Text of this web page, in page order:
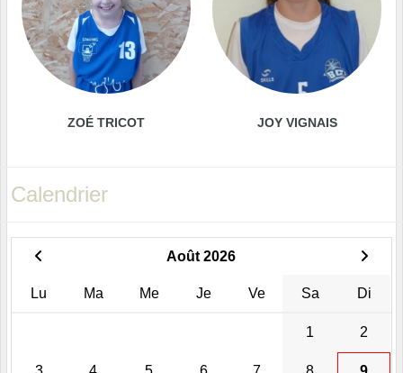
ZOÉ TRICOT JOY VIGNAIS
Calendrier
Août 2026
Lu Ma Me Je Ve Sa Di
1 2